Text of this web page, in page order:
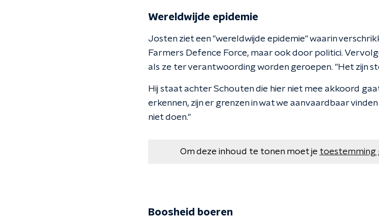
Wereldwijde epidemie
Josten ziet een "wereldwijde epidemie" waarin
Farmers Defence Force, maar ook door politici.
als ze ter verantwoording worden geroepen. "Het zijn
Hij staat achter Schouten die hier niet mee akkoord
erkennen, zijn er grenzen in wat we aanvaardbaar
niet doen."
Om deze inhoud te tonen moet je toestemming
Boosheid boeren